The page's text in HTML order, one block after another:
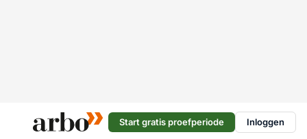
Start gratis proefperiode Inloggen